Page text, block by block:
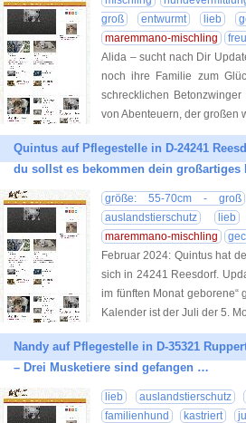
groß
entwurmt lieb
maremmano-mischling
Alida – sucht nach Dir
noch ihre Familie zum
schrecklichen
von Abenteuern, der großen
Quintus auf Pflegestelle in D-24241
du sollst es bekommen dein großartiges
größe: 55-70cm - groß
auslandstierschutz
lieb
maremmano-mischling
Februar 2024: Quintus hat
sich in 24241 Reesdorf.
im fünften Monat
Kalender ist der Juli der 5.
Nandy auf Pflegestelle in D-35321
– Drei Musketiere sind gefangen …
lieb auslandstierschutz
familienhund
kastriert